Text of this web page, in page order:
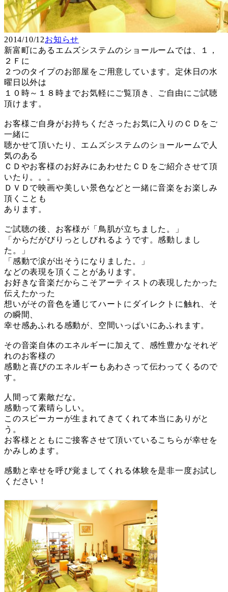
2014/10/12お知らせ
新富町にあるエムズシステムのショールームでは、１，
２Ｆに
２つのタイプのお部屋をご用意しています。定休日の水
曜日以外は
１０時～１８時までお気軽にご覧頂き、ご自由にご試聴
頂けます。
お客様ご自身がお持ちくださったお気に入りのＣＤをご
一緒に
聴かせて頂いたり、エムズシステムのショールームで人
気のある
ＣＤやお客様のお好みにあわせたＣＤをご紹介させて頂
いたり。。。
ＤＶＤで映画や美しい景色などと一緒に音楽をお楽しみ
頂くことも
あります。
ご試聴の後、お客様が「鳥肌が立ちました。」
「からだがびりっとしびれるようです。感動しまし
た。」
「感動で涙が出そうになりました。」
などの表現を頂くことがあります。
お好きな音楽だからこそアーティストの表現したかった
伝えたかった
想いがその音色を通じてハートにダイレクトに触れ、そ
の瞬間、
幸せ感あふれる感動が、空間いっぱいにあふれます。
その音楽自体のエネルギーに加えて、感性豊かなそれぞ
れのお客様の
感動と喜びのエネルギーもあわさって伝わってくるので
す。
人間って素敵だな。
感動って素晴らしい。
このスピーカーが生まれてきてくれて本当にありがと
う。
お客様とともにご接客させて頂いているこちらが幸せを
かみしめます。
感動と幸せを呼び覚ましてくれる体験を是非一度お試し
ください！